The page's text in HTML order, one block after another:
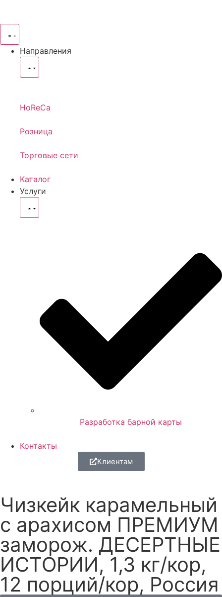
Направления
HoReCa
Розница
Торговые сети
Каталог
Услуги
Разработка барной карты
Контакты
Клиентам
Чизкейк карамельный
с арахисом ПРЕМИУМ
заморож. ДЕСЕРТНЫЕ
ИСТОРИИ, 1,3 кг/кор,
12 порций/кор, Россия